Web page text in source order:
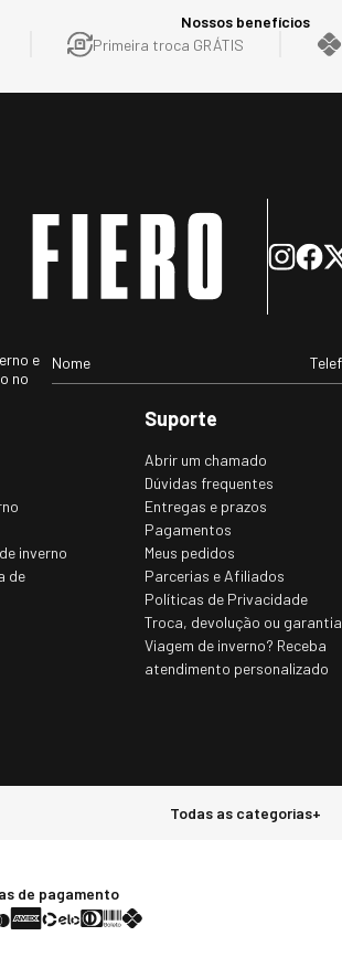
Nossos benefícios
Primeira troca GRÁTIS
e
no
inverno
de
Suporte
Abrir um chamado
Dúvidas frequentes
Entregas e prazos
Pagamentos
Meus pedidos
Parcerias e Afiliados
Políticas de Privacidade
Troca, devolução ou garantia
Viagem de inverno? Receba
atendimento personalizado
Todas as categorias+
de pagamento